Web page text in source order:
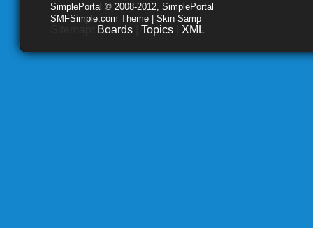
SimplePortal © 2008-2012, SimplePortal
SMFSimple.com Theme | Skin Samp
Boards Topics XML